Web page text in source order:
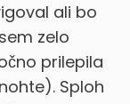
ali bo
zelo
prilepila
Sploh